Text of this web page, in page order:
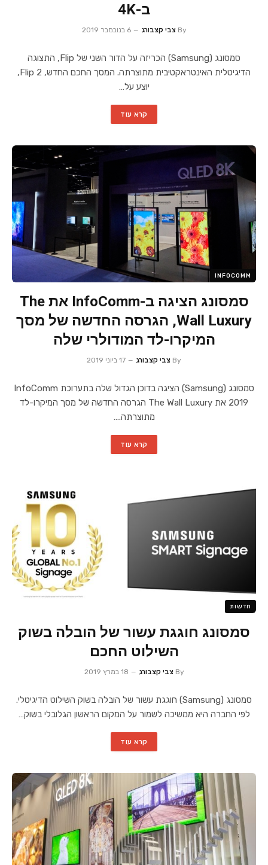
ב-4K
By צבי קצבורג 6 בנובמבר 2019
סמסונג (Samsung) הכריזה על הדור השני של Flip, התצוגה
הדיגיטלית האינטראקטיבית מתוצרתה. המסך החכם החדש, Flip 2,
יוצע על…
קרא עוד
INFOCOMM
סמסונג הציגה ב-InfoComm את The
Wall Luxury, הגרסה החדשה של מסך
המיקרו-לד המודולרי שלה
By צבי קצבורג 17 ביוני 2019
סמסונג (Samsung) הציגה בדוכן הגדול שלה בתערוכת InfoComm
2019 את The Wall Luxury הגרסה החדשה של מסך המיקרו-לד
מתוצרתה.…
קרא עוד
חדשות
סמסונג חוגגת עשור של הובלה בשוק
השילוט החכם
By צבי קצבורג 18 במרץ 2019
סמסונג (Samsung) חוגגת עשור של הובלה בשוק השילוט הדיגיטלי.
לפי החברה היא ממשיכה לשמור על המקום הראשון הגלובלי בשוק…
קרא עוד